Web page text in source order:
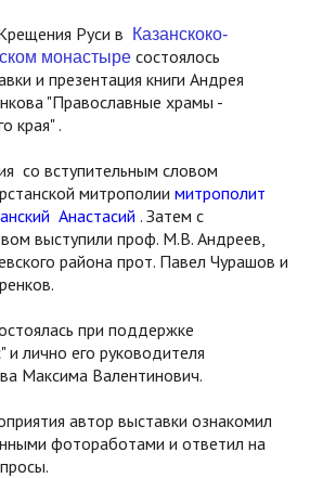
Руси в
Казанскоко-
монастыре состоялoсь
и презентация книги Андрея
"Православные храмы -
края" .
со вступительным словом
митрополии митрополит
Анастасий . Затем с
выступили проф. М.В. Андреев,
района прот. Павел Чурашов и
при поддержке
и лично его руководителя
Максима Валентинович.
автор выставки ознакомил
фотоработами и ответил на